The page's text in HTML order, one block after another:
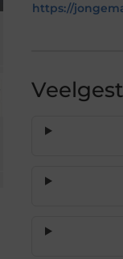
https://